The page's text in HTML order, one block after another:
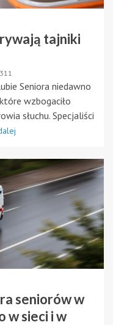
tajniki
311
Seniora niedawno
wzbogaciło
słuchu. Specjaliści
seniorów w
w sieci i w